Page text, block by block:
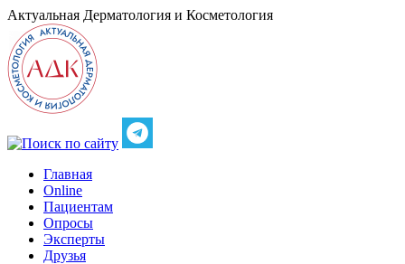
Актуальная Дерматология и Косметология
Главная
Online
Пациентам
Опросы
Эксперты
Друзья